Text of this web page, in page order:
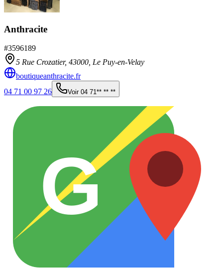
Anthracite
#3596189
5 Rue Crozatier, 43000 Le Puy-en-Velay
boutiqueanthracite.fr
04 71 00 97 26
Voir 04 71** ** **
G